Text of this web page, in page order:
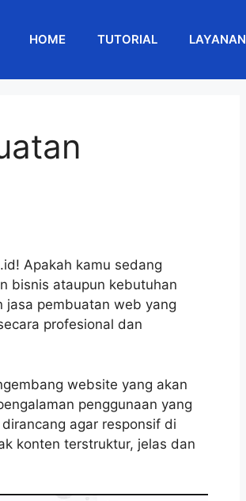
HOME TUTORIAL LAYANAN
Apakah kamu sedang
bisnis ataupun kebutuhan
jasa pembuatan web yang
profesional dan
website yang akan
penggunaan yang
agar responsif di
konten terstruktur, jelas dan